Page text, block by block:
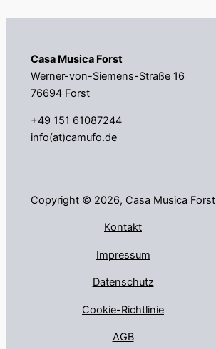
Casa Musica Forst
Werner-von-Siemens-Straße 16
76694 Forst
+49 151 61087244
info(at)camufo.de
Copyright © 2026, Casa Musica Forst
Kontakt
Impressum
Datenschutz
Cookie-Richtlinie
AGB